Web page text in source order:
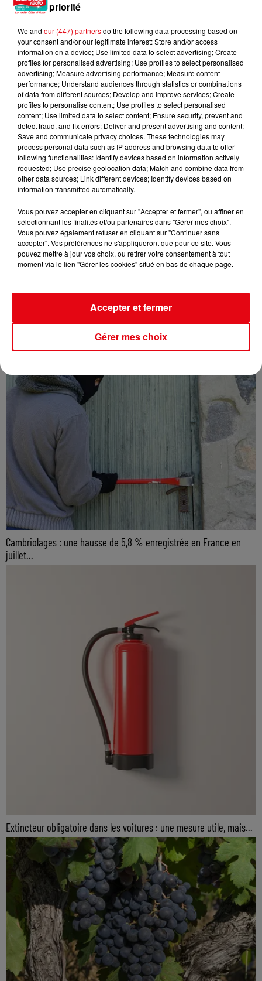
Une nouvelle vague de chaleur attendue en France : jusqu’à 40
°C...
Cambriolages : une hausse de 5,8 % enregistrée en France en
juillet...
Extincteur obligatoire dans les voitures : une mesure utile, mais...
priorité
We and our (447) partnersdo the following data processing based on
your consent and/or our legitimate interest: Store and/or access
information on a device; Use limited data to select advertising; Create
profiles for personalised advertising; Use profiles to select personalised
advertising; Measure advertising performance; Measure content
performance; Understand audiences through statistics or combinations
of data from different sources; Develop and improve services; Create
profiles to personalise content; Use profiles to select personalised
content; Use limited data to select content; Ensure security, prevent and
detect fraud, and fix errors; Deliver and present advertising and content;
Save and communicate privacy choices. These technologies may
process personal data such as IP address and browsing data to offer
following functionalities: Identify devices based on information actively
requested; Use precise geolocation data; Match and combine data from
other data sources; Link different devices; Identify devices based on
information transmitted automatically.
Vous pouvez accepter en cliquant sur "Accepter et fermer", ou affiner en
sélectionnant les finalités et/ou partenaires dans "Gérer mes choix".
Vous pouvez également refuser en cliquant sur "Continuer sans
accepter". Vos préférences ne s'appliqueront que pour ce site. Vous
pouvez mettre à jour vos choix, ou retirer votre consentement à tout
moment via le lien "Gérer les cookies" situé en bas de chaque page.
Gérer mes choix
Accepter et fermer